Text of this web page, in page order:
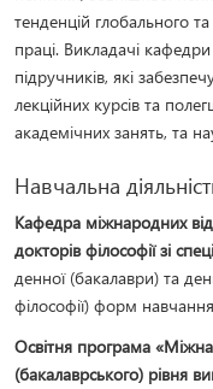
тенденцій глобального
праці. Викладачі
підручників, які
лекційних курсів та
академічних занять, та
Навчальна
Кафедра міжнародних
докторів філософії зі
денної (бакалаври) та
філософії) форм
Освітня програма
(бакалаврського) рівня